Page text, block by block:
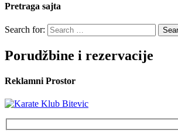
Pretraga sajta
Search for:
Porudžbine i rezervacije
Reklamni Prostor